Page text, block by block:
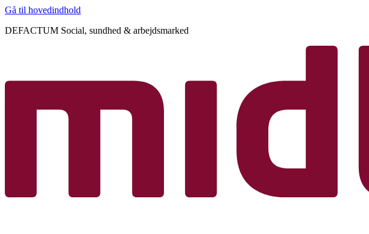
Gå til hovedindhold
DEFACTUM Social, sundhed & arbejdsmarked